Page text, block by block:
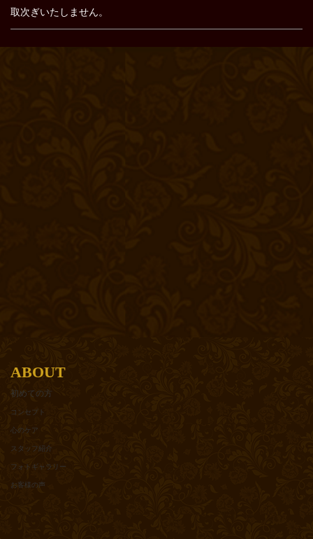
取次ぎいたしません。
ABOUT
初めての方
コンセプト
心のケア
スタッフ紹介
フォトギャラリー
お客様の声